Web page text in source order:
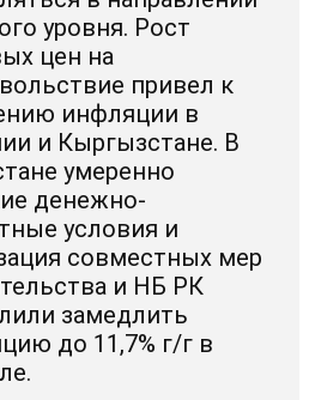
уровня. Рост
цен на
привел к
инфляции в
и Кыргызстане. В
умеренно
денежно-
условия и
совместных мер
и НБ РК
замедлить
до 11,7% г/г в